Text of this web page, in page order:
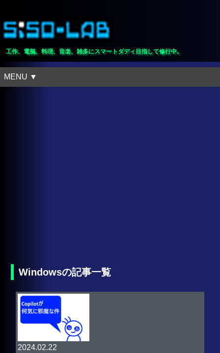
工作、電脳、料理、音楽、雑多にスマートダディ目指して修行中。
MENU ▼
Windowsの記事一覧
2024.02.22